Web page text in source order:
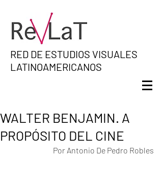
RED DE ESTUDIOS VISUALES
LATINOAMERICANOS
WALTER BENJAMIN. A
PROPÓSITO DEL CINE
Por Antonio De Pedro Robles